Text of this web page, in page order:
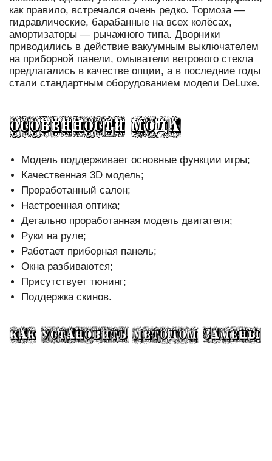
как правило, встречался очень редко. Тормоза —
гидравлические, барабанные на всех колёсах,
амортизаторы — рычажного типа. Дворники
приводились в действие вакуумным выключателем
на приборной панели, омыватели ветрового стекла
предлагались в качестве опции, а в последние годы
стали стандартным оборудованием модели DeLuxe.
Модель поддерживает основные функции игры;
Качественная 3D модель;
Проработанный салон;
Настроенная оптика;
Детально проработанная модель двигателя;
Руки на руле;
Работает приборная панель;
Окна разбиваются;
Присутствует тюнинг;
Поддержка скинов.